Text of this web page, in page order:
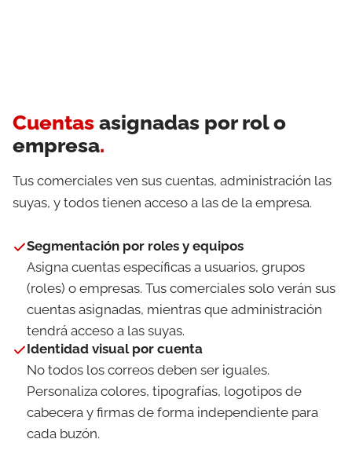
Cuentas asignadas por rol o
empresa.
Tus comerciales ven sus cuentas, administración las
suyas, y todos tienen acceso a las de la empresa.
Segmentación por roles y equipos
Asigna cuentas específicas a usuarios, grupos
(roles) o empresas. Tus comerciales solo verán sus
cuentas asignadas, mientras que administración
tendrá acceso a las suyas.
Identidad visual por cuenta
No todos los correos deben ser iguales.
Personaliza colores, tipografías, logotipos de
cabecera y firmas de forma independiente para
cada buzón.